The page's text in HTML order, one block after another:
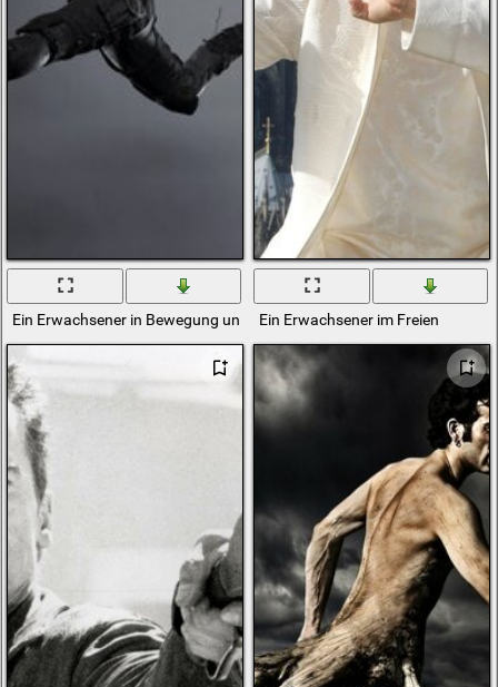
Ein Erwachsener in Bewegung und eine WaffeEin Erwachsener im Freien